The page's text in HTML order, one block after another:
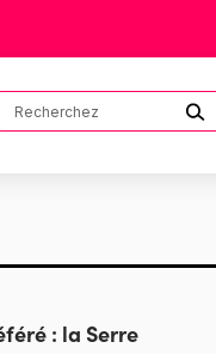
: la Serre